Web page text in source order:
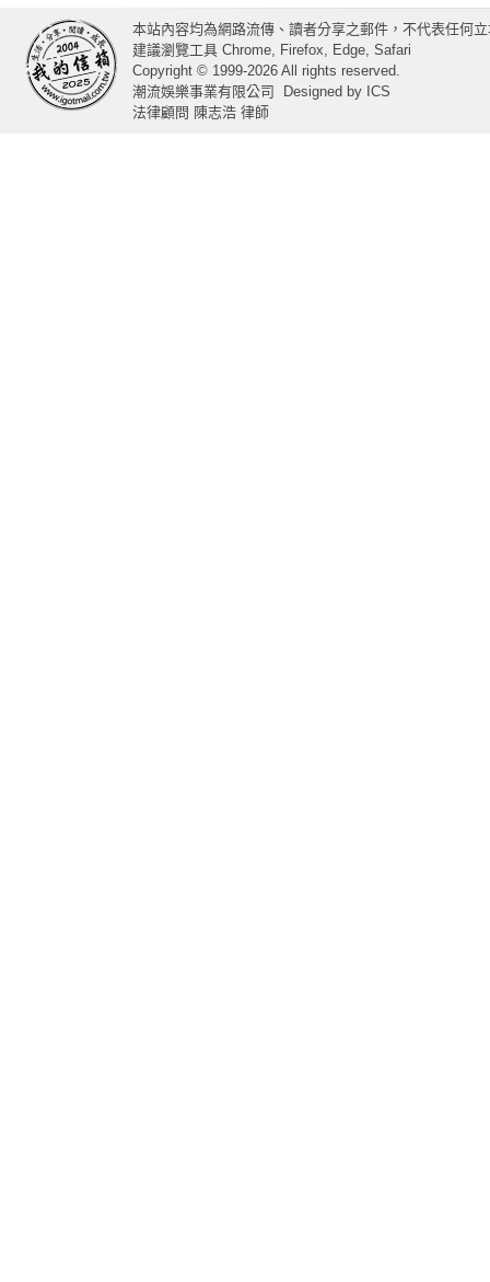
本站內容均為網路流傳、讀者分享之郵件，不代表任何
建議瀏覽工具 Chrome, Firefox, Edge, Safari
Copyright © 1999-2026 All rights reserved.
潮流娛樂事業有限公司
Designed by ICS
法律顧問 陳志浩 律師